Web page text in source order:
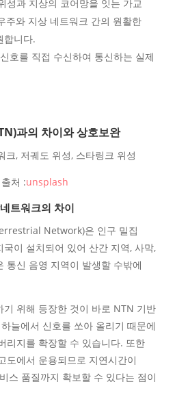
성과 지상의 코어망을 잇는 가교
주와 지상 네트워크 간의 원활한
합니다.
호를 직접 수신하여 통신하는 실제
과의 차이와 상호보완
출처 :unsplash
트워크의 차이
Network)은 인구 밀집
이 설치되어 있어 산간 지역, 사막,
통신 음영 지역이 발생할 수밖에
기 위해 등장한 것이 바로 NTN 기반
늘에서 신호를 쏘아 올리기 때문에
리지를 확장할 수 있습니다. 또한
도에서 운용되므로 지연시간이
스 품질까지 확보할 수 있다는 점이